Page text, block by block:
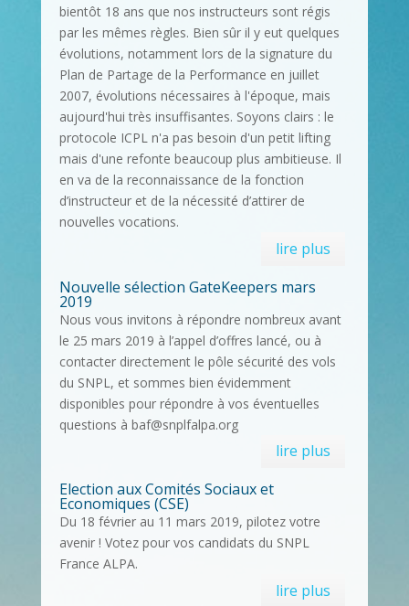
bientôt 18 ans que nos instructeurs sont régis
par les mêmes règles. Bien sûr il y eut quelques
évolutions, notamment lors de la signature du
Plan de Partage de la Performance en juillet
2007, évolutions nécessaires à l'époque, mais
aujourd'hui très insuffisantes. Soyons clairs : le
protocole ICPL n'a pas besoin d'un petit lifting
mais d'une refonte beaucoup plus ambitieuse. Il
en va de la reconnaissance de la fonction
d’instructeur et de la nécessité d’attirer de
nouvelles vocations.
lire plus
Nouvelle sélection GateKeepers mars
2019
Nous vous invitons à répondre nombreux avant
le 25 mars 2019 à l’appel d’offres lancé, ou à
contacter directement le pôle sécurité des vols
du SNPL, et sommes bien évidemment
disponibles pour répondre à vos éventuelles
questions à baf@snplfalpa.org
lire plus
Election aux Comités Sociaux et
Economiques (CSE)
Du 18 février au 11 mars 2019, pilotez votre
avenir ! Votez pour vos candidats du SNPL
France ALPA.
lire plus